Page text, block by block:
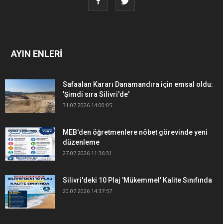
AYIN ENLERİ
Safaalan Kararı Danamandıra için emsal oldu:
'Şimdi sıra Silivri'de'
31.07.2026 14:00:05
MEB'den öğretmenlere nöbet görevinde yeni
düzenleme
27.07.2026 11:36:31
Silivri'deki 10 Plaj 'Mükemmel' Kalite Sınıfında
20.07.2026 14:37:57